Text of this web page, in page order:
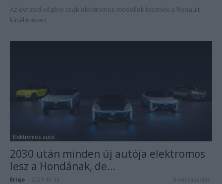
Az évtized végére csak elektromos modellek lesznek a Renault
kínálatában.
Elektromos autó
2030 után minden új autója elektromos
lesz a Hondának, de…
Eriqo 2021-10-15 0 hozzászólás